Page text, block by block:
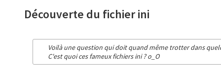
Découverte du fichier ini
Voilà une question qui doit quand même trotter dans
C'est quoi ces fameux fichiers ini ? o_O